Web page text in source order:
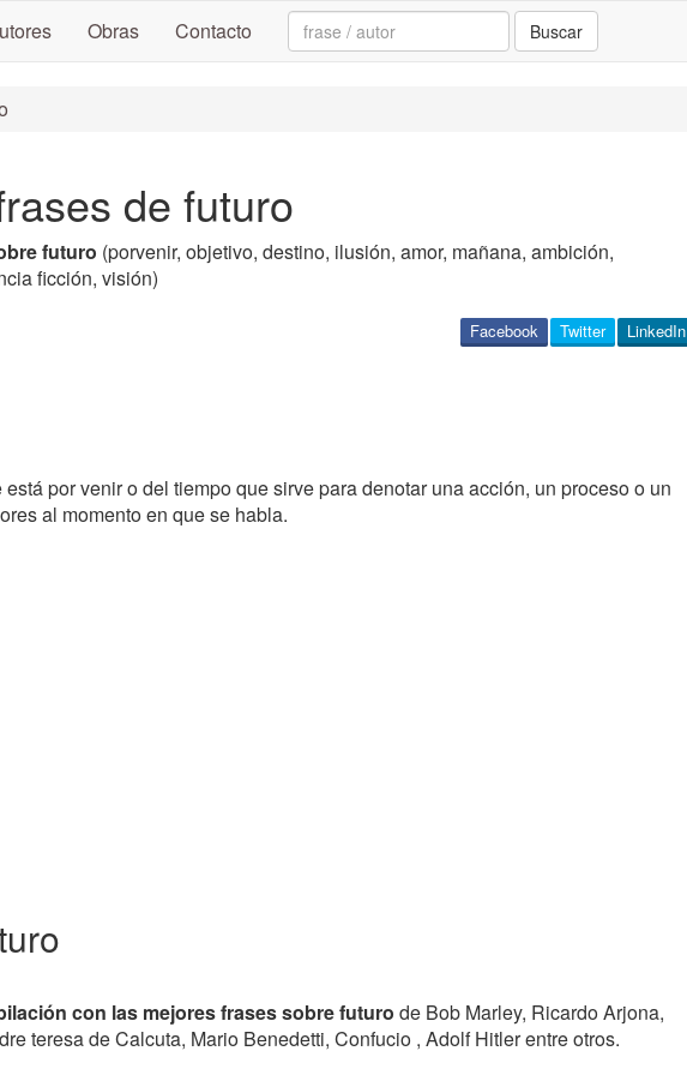
Obras Contacto Search: Buscar
de futuro
futuro (porvenir, objetivo, destino, ilusión, amor, mañana, ambición,
ficción, visión)
LinkedIn
Twitter
Facebook
por venir o del tiempo que sirve para denotar una acción, un proceso o un
al momento en que se habla.
con las mejores frases sobre futuro de Bob Marley, Ricardo Arjona,
teresa de Calcuta, Mario Benedetti, Confucio , Adolf Hitler entre otros.